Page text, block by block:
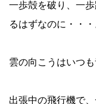
一歩殻を破り、一
るはずなのに・・・
雲の向こうはいつも
出張中の飛行機で